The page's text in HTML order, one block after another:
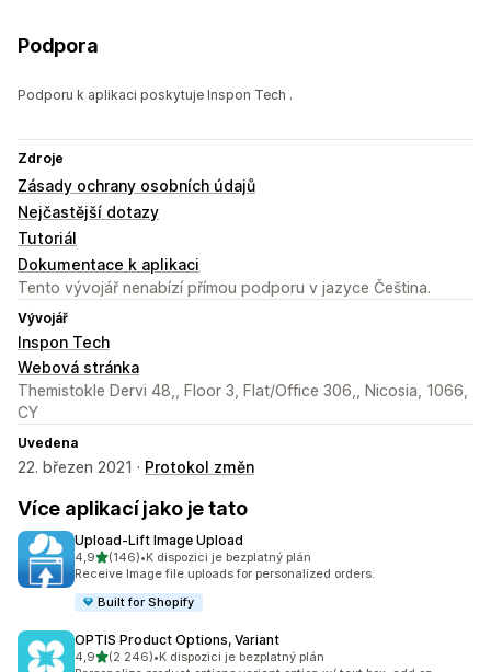
Podpora
Podporu k aplikaci poskytuje Inspon Tech .
Zdroje
Zásady ochrany osobních údajů
Nejčastější dotazy
Tutoriál
Dokumentace k aplikaci
Tento vývojář nenabízí přímou podporu v jazyce Čeština.
Vývojář
Inspon Tech
Webová stránka
Themistokle Dervi 48,, Floor 3, Flat/Office 306,, Nicosia, 1066,
CY
Uvedena
22. březen 2021 · Protokol změn
Více aplikací jako je tato
Upload‑Lift Image Upload
4,9z 5 hvězd
(146)
Celkový počet recenzí: 146
•K dispozici je bezplatný plán
Receive Image file uploads for personalized orders.
Built for Shopify
OPTIS Product Options, Variant
4,9z 5 hvězd
(2 246)
Celkový počet recenzí: 2246
•K dispozici je bezplatný plán